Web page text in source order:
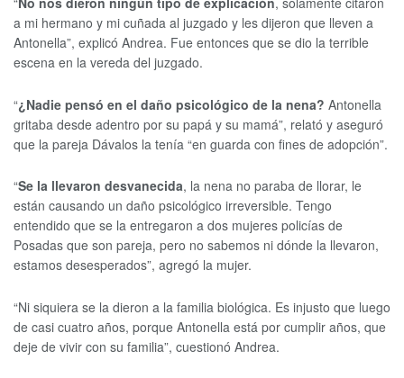
a mi hermano y mi cuñada al juzgado y les dijeron que lleven a
Antonella”, explicó Andrea. Fue entonces que se dio la terrible
escena en la vereda del juzgado.
“¿Nadie pensó en el daño psicológico de la nena? Antonella
gritaba desde adentro por su papá y su mamá”, relató y aseguró
que la pareja Dávalos la tenía “en guarda con fines de adopción”.
“Se la llevaron desvanecida, la nena no paraba de llorar, le
están causando un daño psicológico irreversible. Tengo
entendido que se la entregaron a dos mujeres policías de
Posadas que son pareja, pero no sabemos ni dónde la llevaron,
estamos desesperados”, agregó la mujer.
“Ni siquiera se la dieron a la familia biológica. Es injusto que luego
de casi cuatro años, porque Antonella está por cumplir años, que
deje de vivir con su familia”, cuestionó Andrea.